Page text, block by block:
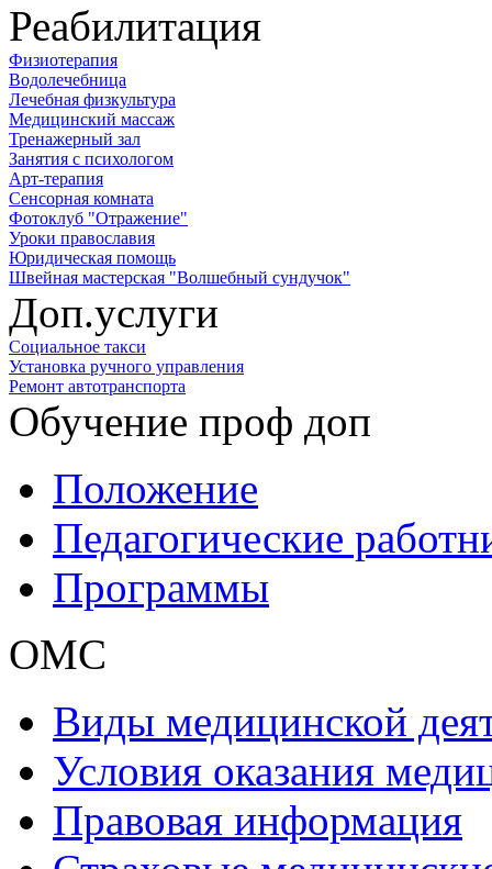
Реабилитация
Физиотерапия
Водолечебница
Лечебная физкультура
Медицинский массаж
Тренажерный зал
Занятия с психологом
Арт-терапия
Сенсорная комната
Фотоклуб "Отражение"
Уроки православия
Юридическая помощь
Швейная мастерская "Волшебный сундучок"
Доп.услуги
Социальное такси
Установка ручного управления
Ремонт автотранспорта
Обучение проф доп
Положение
Педагогические
Программы
ОМС
Виды медицинской
Условия оказания
Правовая информация